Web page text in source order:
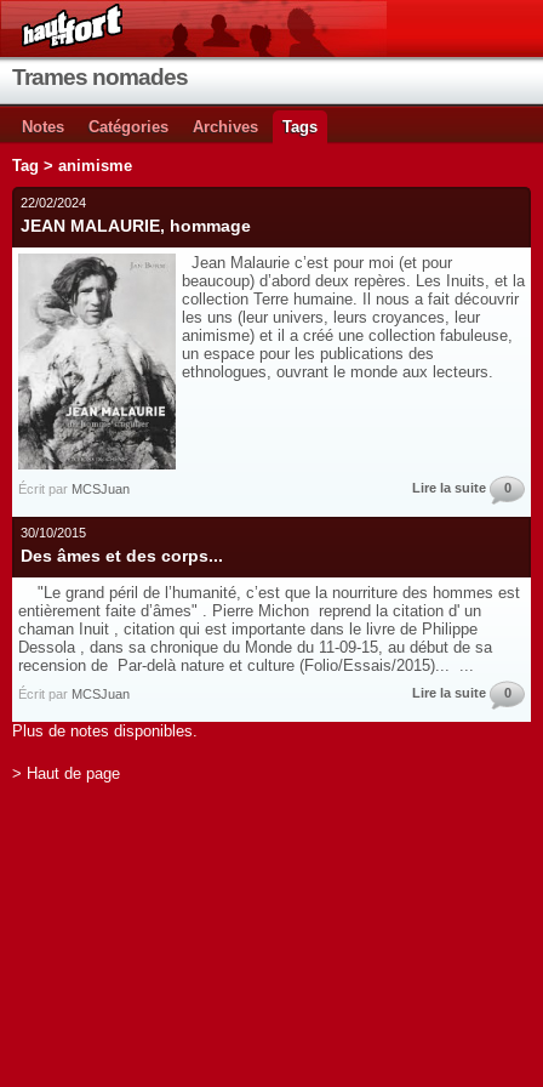
Trames nomades
Notes Catégories Archives Tags
Tag > animisme
22/02/2024
JEAN MALAURIE, hommage
Jean Malaurie c’est pour moi (et pour
beaucoup) d’abord deux repères. Les Inuits, et la
collection Terre humaine. Il nous a fait découvrir
les uns (leur univers, leurs croyances, leur
animisme) et il a créé une collection fabuleuse,
un espace pour les publications des
ethnologues, ouvrant le monde aux lecteurs.
Écrit par MCSJuan Lire la suite 0
30/10/2015
Des âmes et des corps...
"Le grand péril de l’humanité, c’est que la nourriture des hommes est
entièrement faite d’âmes" . Pierre Michon reprend la citation d' un
chaman Inuit , citation qui est importante dans le livre de Philippe
Dessola , dans sa chronique du Monde du 11-09-15, au début de sa
recension de Par-delà nature et culture (Folio/Essais/2015)... ...
Écrit par MCSJuan Lire la suite 0
Plus de notes disponibles.
> Haut de page